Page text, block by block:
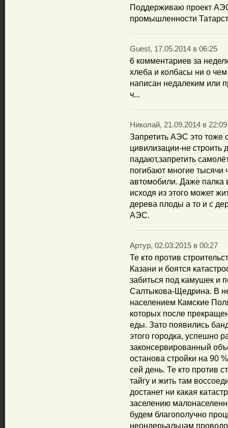
Поддерживаю проект
промышленности
Guest, 17.05.2014 в 06:25
6 комментариев за
хлеба и колбасы ни о
написан недалеким или
ч...
Николай, 21.09.2014 в 22:09
Запретить АЭС это тоже
цивилизации-не строить
падают,запретить
погибают многие тысячи
автомобили. Даже палка
исходя из этого может
дерева плоды а то и с
АЭС.
Артур, 02.03.2015 в 00:27
Те кто против
Казани и боятся
забиться под камушек и
Салтыкова-Щедрина. В
населением Камские
которых после
еды. Зато появились
этого городка, успешно
законсервированный
останова стройки на 90
сей день. Те кто против
тайгу и жить там
достанет ни какая
заселению
будем благополучно
неондерьальцам